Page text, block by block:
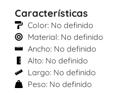
Características
Color: No definido
Material: No definido
Ancho: No definido
Alto: No definido
Largo: No definido
Peso: No definido